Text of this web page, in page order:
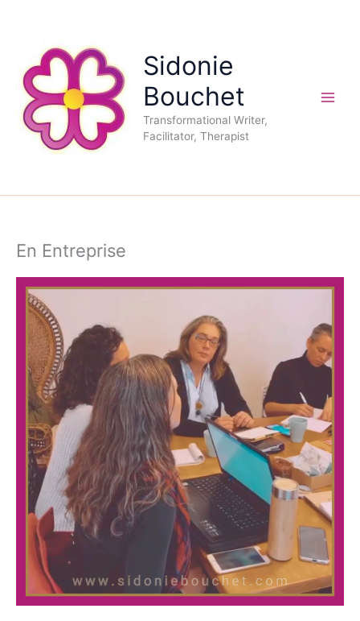
Sidonie
Bouchet
Transformational Writer,
Facilitator, Therapist
En Entreprise